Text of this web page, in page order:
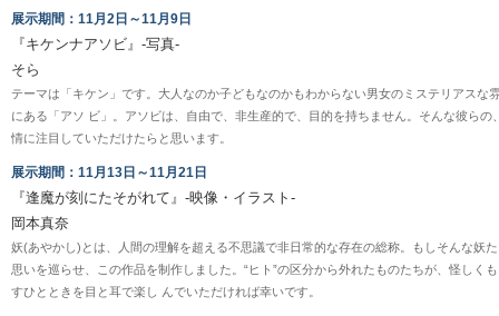
展示期間：11月2日～11月9日
『キケンナアソビ』-写真-
そら
テーマは「キケン」です。大人なのか子どもなのかもわからない男女のミステリアスな
にある「アソ ビ」。アソビは、自由で、非生産的で、目的を持ちません。そんな彼らの
情に注目していただけたらと思います。
展示期間：11月13日～11月21日
『逢魔が刻にたそがれて』-映像・イラスト-
岡本真奈
妖(あやかし)とは、人間の理解を超える不思議で非日常的な存在の総称。もしそんな
思いを巡らせ、この作品を制作しました。“ヒト”の区分から外れたものたちが、怪しく
すひとときを目と耳で楽し んでいただければ幸いです。